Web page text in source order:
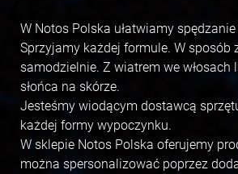
W Notos Polska ułatwiamy
Sprzyjamy każdej formule. W sposób
samodzielnie. Z wiatrem we włosach
słońca na skórze.
Jesteśmy wiodącym dostawcą
każdej formy wypoczynku.
W sklepie Notos Polska oferujemy
można spersonalizować poprzez